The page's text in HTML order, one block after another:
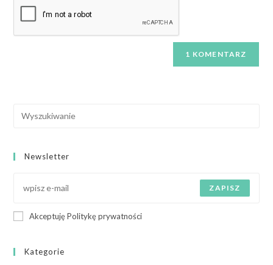
Newsletter
ZAPISZ
Akceptuję Politykę prywatności
Kategorie